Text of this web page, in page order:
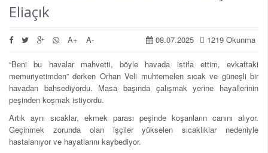
Eliaçık
1219 Okunma
08.07.2025
A+ A-
“Beni bu havalar mahvetti, böyle havada istifa ettim, evkaftaki
memuriyetimden” derken Orhan Veli muhtemelen sıcak ve güneşli bir
havadan bahsediyordu. Masa başında çalışmak yerine hayallerinin
peşinden koşmak istiyordu.
Artık aynı sıcaklar, ekmek parası peşinde koşanların canını alıyor.
Geçinmek zorunda olan işçiler yükselen sıcaklıklar nedeniyle
hastalanıyor ve hayatlarını kaybediyor.